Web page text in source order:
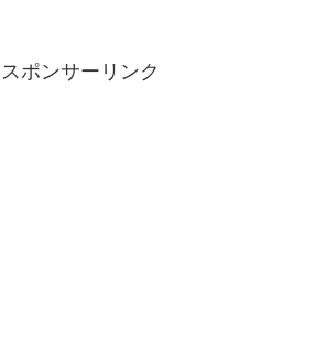
スポンサーリンク